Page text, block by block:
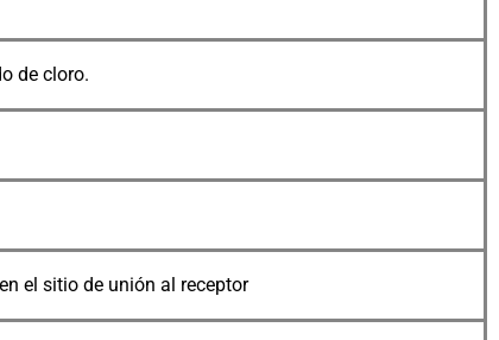
de cloro.
el sitio de unión al receptor